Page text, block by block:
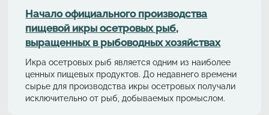
Начало официального производства
пищевой икры осетровых рыб,
выращенных в рыбоводных хозяйствах
Икра осетровых рыб является одним из наиболее
ценных пищевых продуктов. До недавнего времени
сырье для производства икры осетровых получали
исключительно от рыб, добываемых промыслом.